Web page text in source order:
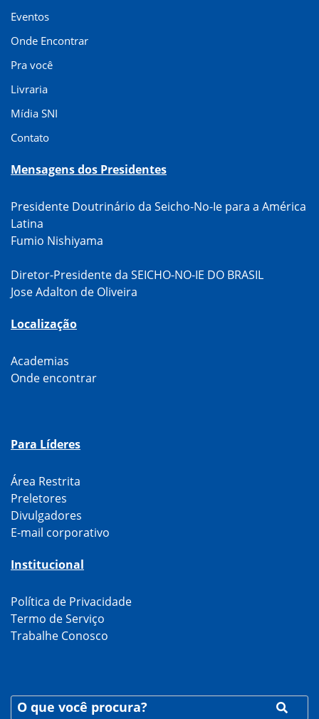
Eventos
Onde Encontrar
Pra você
Livraria
Mídia SNI
Contato
Mensagens dos Presidentes
Presidente Doutrinário da Seicho-No-Ie para a América
Latina
Fumio Nishiyama
Diretor-Presidente da SEICHO-NO-IE DO BRASIL
Jose Adalton de Oliveira
Localização
Academias
Onde encontrar
Para Líderes
Área Restrita
Preletores
Divulgadores
E-mail corporativo
Institucional
Política de Privacidade
Termo de Serviço
Trabalhe Conosco